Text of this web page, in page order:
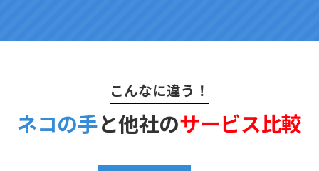
こんなに違う！
ネコの手と他社のサービス比較